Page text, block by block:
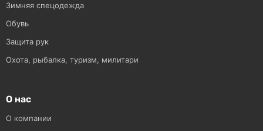
Зимняя спецодежда
Обувь
Защита рук
Охота, рыбалка, туризм, милитари
О нас
О компании